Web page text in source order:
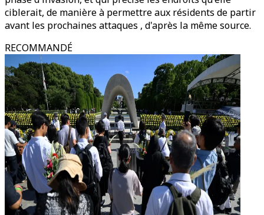
ciblerait, de manière à permettre aux résidents de partir
avant les prochaines attaques , d'après la même source.
RECOMMANDÉ